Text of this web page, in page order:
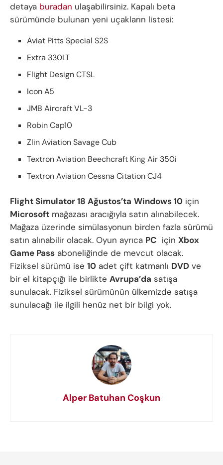
detaya buradan ulaşabilirsiniz. Kapalı beta
sürümünde bulunan yeni uçakların listesi:
Aviat Pitts Special S2S
Extra 330LT
Flight Design CTSL
Icon A5
JMB Aircraft VL-3
Robin Cap10
Zlin Aviation Savage Cub
Textron Aviation Beechcraft King Air 350i
Textron Aviation Cessna Citation CJ4
Flight Simulator 18 Ağustos’ta Windows 10 için
Microsoft mağazası aracığıyla satın alınabilecek.
Mağaza üzerinde simülasyonun birden fazla sürümü
satın alınabilir olacak. Oyun ayrıca PC için Xbox
Game Pass aboneliğinde de mevcut olacak.
Fiziksel sürümü ise 10 adet çift katmanlı DVD ve
bir el kitapçığı ile birlikte Avrupa’da satışa
sunulacak. Fiziksel sürümünün ülkemizde satışa
sunulacağı ile ilgili henüz net bir bilgi yok.
Alper Batuhan Coşkun